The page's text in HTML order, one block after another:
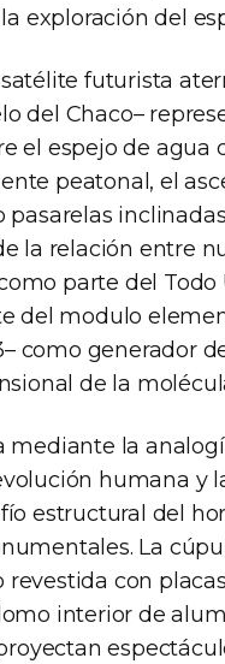
exploración del
futurista
del Chaco–
el espejo de agua
peatonal, el
pasarelas
la relación entre
parte del Todo
del modulo
como generador
de la
mediante la
humana y
estructural del
La
con
interior de